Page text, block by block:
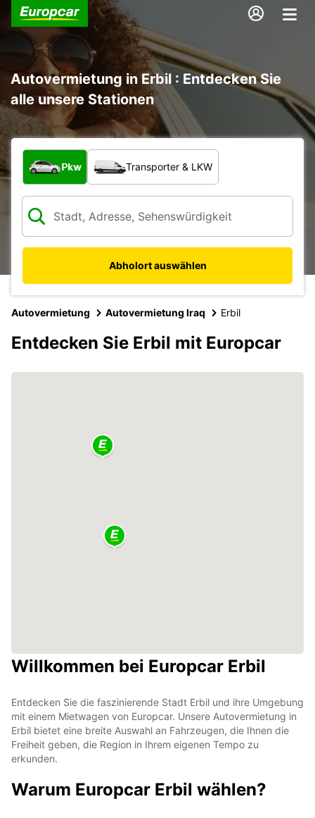
Autovermietung in Erbil : Entdecken Sie
alle unsere Stationen
Welche Art von Fahrzeug?
Pkw Transporter & LKW
Abholort auswählen
Autovermietung Autovermietung Iraq Erbil
Entdecken Sie Erbil mit Europcar
Willkommen bei Europcar Erbil
Entdecken Sie die faszinierende Stadt Erbil und ihre Umgebung
mit einem Mietwagen von Europcar. Unsere Autovermietung in
Erbil bietet eine breite Auswahl an Fahrzeugen, die Ihnen die
Freiheit geben, die Region in Ihrem eigenen Tempo zu
erkunden.
Warum Europcar Erbil wählen?